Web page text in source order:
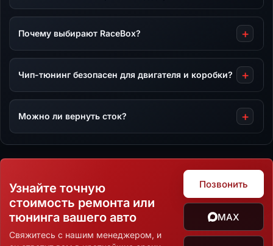
Почему выбирают RaceBox?
Чип-тюнинг безопасен для двигателя и коробки?
Можно ли вернуть сток?
Узнайте точную
стоимость ремонта или
тюнинга вашего авто
Свяжитесь с нашим менеджером, и
Позвонить
MAX